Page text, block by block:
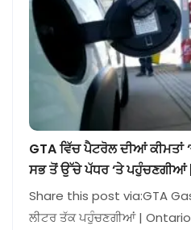
GTA ਵਿੱਚ ਪੈਟਰੋਲ ਦੀਆਂ ਕੀਮਤਾਂ
ਸਭ ਤੋਂ ਉੱਚੇ ਪੱਧਰ ‘ਤੇ ਪਹੁੰਚਣਗੀਆਂ
Share this post via:GTA
ਲੀਟਰ ਤੱਕ ਪਹੁੰਚਣਗੀਆਂ | Ontario